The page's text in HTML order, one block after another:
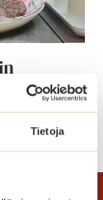
Tietoja
t
S
l
Lue lisää
u